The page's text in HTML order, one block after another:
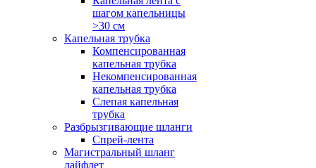
шагом капельницы
>30 см
Капельная трубка
Компенсированная
капельная трубка
Некомпенсированная
капельная трубка
Слепая капельная
трубка
Разбрызгивающие шланги
Спрей-лента
Магистральный шланг
лайфлет